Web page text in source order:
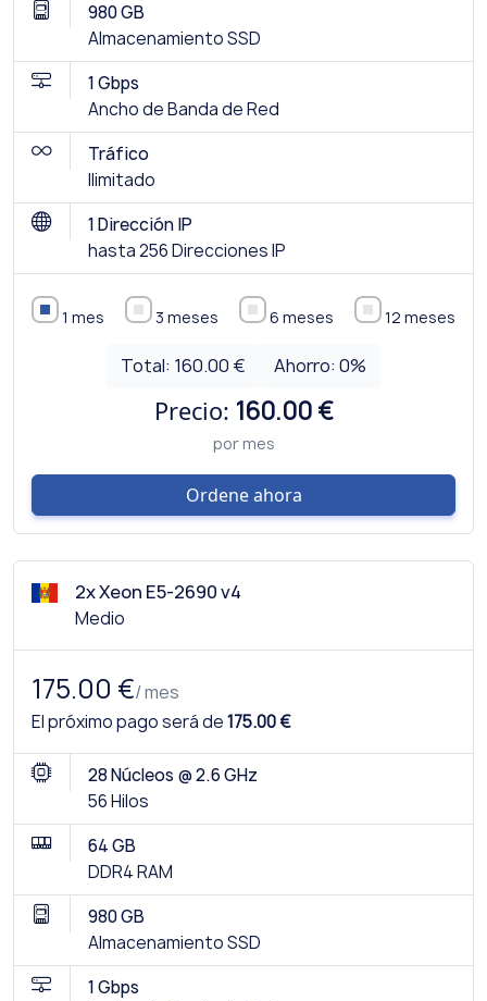
980 GB
Almacenamiento SSD
1 Gbps
Ancho de Banda de Red
Tráfico
Ilimitado
1 Dirección IP
hasta 256 Direcciones IP
1 mes 3 meses 6 meses 12 meses
Total: 160.00 € Ahorro: 0%
Precio: 160.00 €
por mes
Ordene ahora
2x Xeon E5-2690 v4
Medio
175.00 €/ mes
El próximo pago será de175.00 €
28 Núcleos @ 2.6 GHz
56 Hilos
64 GB
DDR4 RAM
980 GB
Almacenamiento SSD
1 Gbps